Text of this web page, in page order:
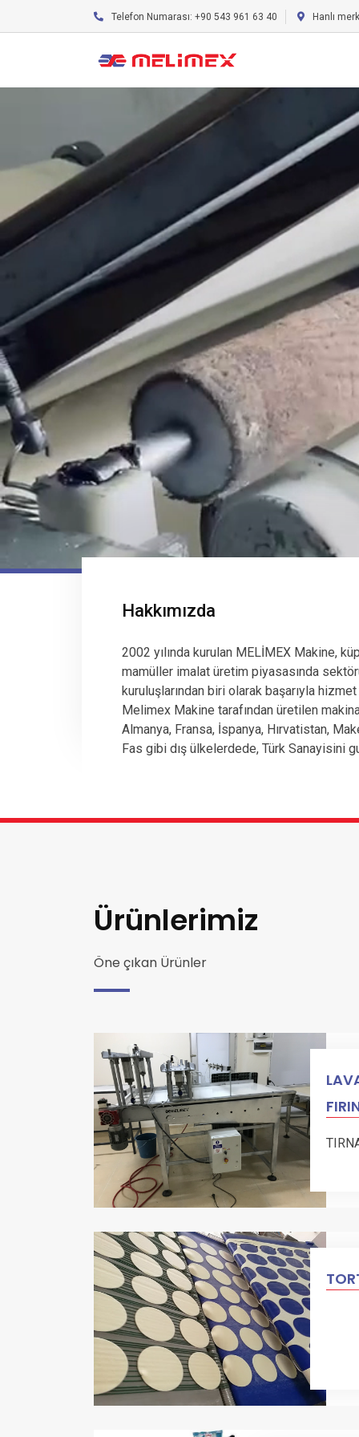
Telefon Numarası: +90 543 961 63 40 Hanlı
Hakkımızda
2002 yılında kurulan MELİMEX Makine,
mamüller imalat üretim piyasasında
kuruluşlarından biri olarak başarıyla
Melimex Makine tarafından üretilen
Almanya, Fransa, İspanya, Hırvatistan,
Fas gibi dış ülkelerdede, Türk Sanayisini
Ürünlerimiz
Öne çıkan Ürünler